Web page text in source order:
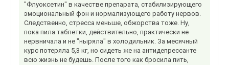
"Флуоксетин" в качестве препарата, стабилизирующего
эмоциональный фон и нормализующего работу нервов.
Следственно, стресса меньше, обжорства тоже. Ну,
пока пила таблетки, действительно, практически не
нервничала и не "ныряла" в холодильник. За месячный
курс потеряла 5,3 кг, но сидеть же на антидепрессанте
всю жизнь не будешь. После того как бросила пить,